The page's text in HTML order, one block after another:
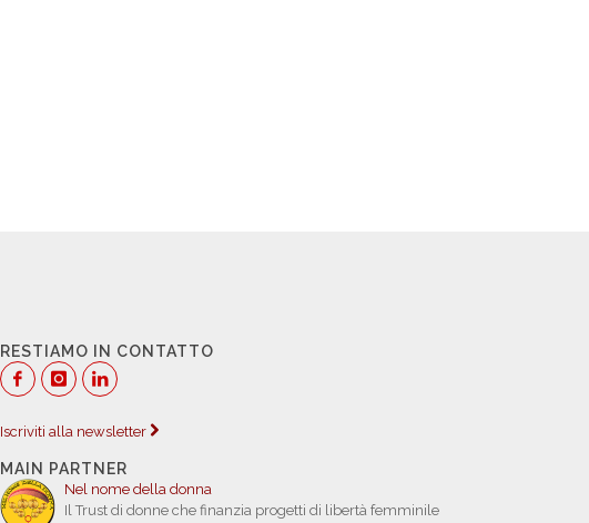
RESTIAMO IN CONTATTO
Iscriviti alla newsletter
MAIN PARTNER
Nel nome della donna
Il Trust di donne che finanzia progetti di libertà femminile